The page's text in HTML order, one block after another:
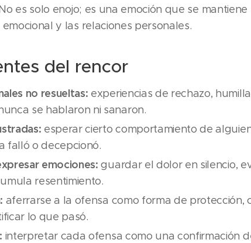
es solo enojo; es una emoción que se
y las relaciones personales.
del rencor
no resueltas: experiencias de rechazo,
se hablaron ni sanaron.
esperar cierto comportamiento de
falló o decepcionó.
emociones: guardar el dolor en silencio,
resentimiento.
aferrarse a la ofensa como forma de protección,
lo que pasó.
interpretar cada ofensa como una confirmación